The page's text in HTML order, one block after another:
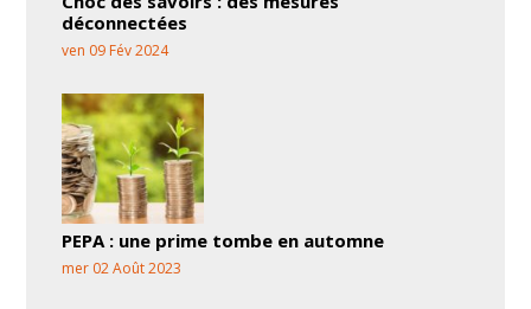
déconnectées
ven 09 Fév 2024
PEPA : une prime tombe en automne
mer 02 Août 2023